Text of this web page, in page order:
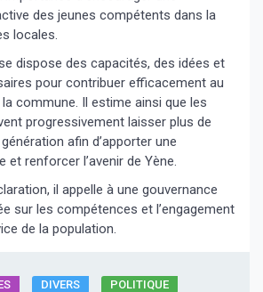
des jeunes compétents dans la
locales.
dispose des capacités, des idées et
pour contribuer efficacement au
commune. Il estime ainsi que les
progressivement laisser plus de
afin d’apporter une
et renforcer l’avenir de Yène.
il appelle à une gouvernance
sur les compétences et l’engagement
de la population.
DIVERS POLITIQUE